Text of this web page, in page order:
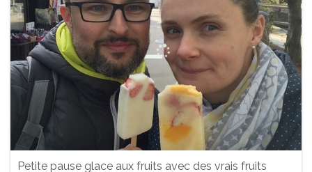
Petite pause glace aux fruits avec des vrais fruits